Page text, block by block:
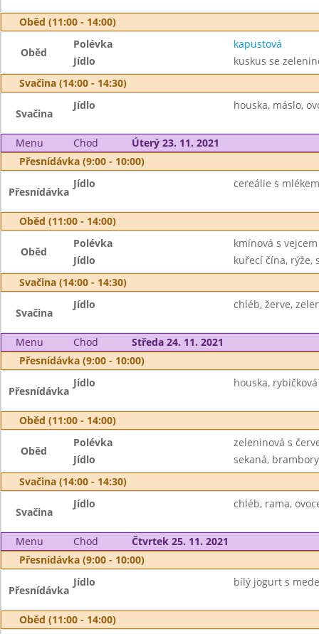
Oběd (11:00 - 14:00)
Oběd
Polévka
kapustová
Jídlo
kuskus se
Svačina (14:00 - 14:30)
Svačina
Jídlo houska, máslo,
Menu Chod
Úterý 23. 11. 2021
Přesnídávka (9:00 - 10:00)
Přesnídávka
Jídlo cereálie s
Oběd (11:00 - 14:00)
Oběd
Polévka
kmínová s vejcem
Jídlo
kuřecí čína, rýže,
Svačina (14:00 - 14:30)
Svačina
Jídlo chléb, žerve,
Menu Chod
Středa 24. 11. 2021
Přesnídávka (9:00 - 10:00)
Přesnídávka
Jídlo houska,
Oběd (11:00 - 14:00)
Oběd
Polévka
zeleninová s
Jídlo
sekaná,
Svačina (14:00 - 14:30)
Svačina
Jídlo chléb, rama,
Menu Chod
Čtvrtek 25. 11. 2021
Přesnídávka (9:00 - 10:00)
Přesnídávka
Jídlo bílý jogurt s
Oběd (11:00 - 14:00)